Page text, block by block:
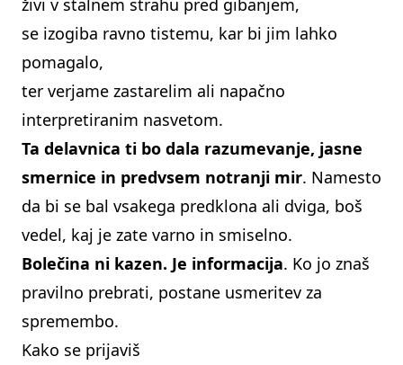
se izogiba ravno tistemu, kar bi jim lahko
pomagalo,
ter verjame zastarelim ali napačno
interpretiranim nasvetom.
Ta delavnica ti bo dala razumevanje, jasne
smernice in predvsem notranji mir. Namesto
da bi se bal vsakega predklona ali dviga, boš
vedel, kaj je zate varno in smiselno.
Bolečina ni kazen. Je informacija. Ko jo znaš
pravilno prebrati, postane usmeritev za
spremembo.
Kako se prijaviš